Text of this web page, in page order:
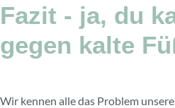
Fazit - ja, du
gegen kalte
Wir kennen alle das Problem